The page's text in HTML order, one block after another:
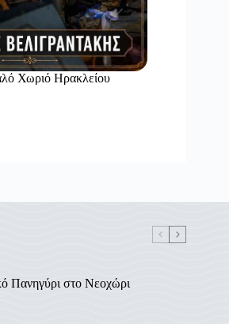
Χωριό Ηρακλείου
Πανηγύρι στο Νεοχώρι